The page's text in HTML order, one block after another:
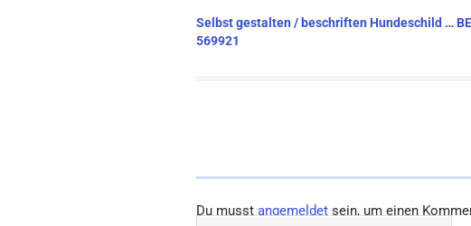
Beitragsnavigation
Selbst gestalten / beschriften Hundeschild …
569921
Du musst angemeldet sein, um einen